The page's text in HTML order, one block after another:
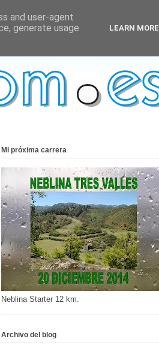
Mi próxima carrera
Neblina Starter 12 km.
Archivo del blog
and user-agent
generate usage
LEARN MORE